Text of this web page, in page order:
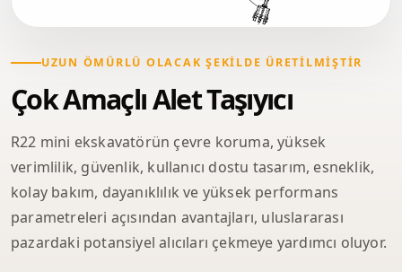
UZUN ÖMÜRLÜ OLACAK ŞEKILDE ÜRETILMIŞTIR
Çok Amaçlı Alet Taşıyıcı
R22 mini ekskavatörün çevre koruma, yüksek
verimlilik, güvenlik, kullanıcı dostu tasarım, esneklik,
kolay bakım, dayanıklılık ve yüksek performans
parametreleri açısından avantajları, uluslararası
pazardaki potansiyel alıcıları çekmeye yardımcı oluyor.